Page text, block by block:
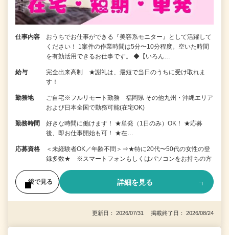
仕事内容
おうちでお仕事ができる『美容系モニター』として活躍して
ください！ 1案件の作業時間は5分〜10分程度。空いた時間
を有効活用できるお仕事です。 ◆【いろん…
給与
完全出来高制 ★謝礼は、最短で当日のうちに受け取れま
す！
勤務地
ご自宅※フルリモート勤務 福岡県 その他九州・沖縄エリア
および日本全国で勤務可能(在宅OK)
勤務時間
好きな時間に働けます！ ★単発（1日のみ）OK！ ★応募
後、即お仕事開始も可！ ★在…
応募資格
＜未経験者OK／年齢不問＞⇒★特に20代〜50代の女性の登
録多数★ ※スマートフォンもしくはパソコンをお持ちの方
後で見る 詳細を見る
更新日： 2026/07/31 掲載終了日： 2026/08/24